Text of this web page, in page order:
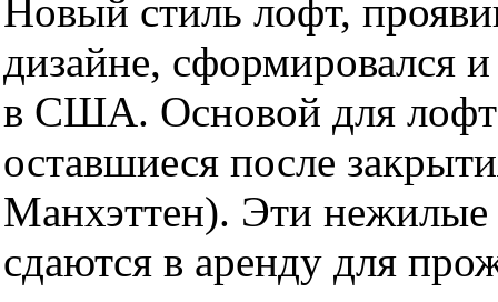
Новый стиль лофт,
дизайне, сформировался
в США. Основой для
оставшиеся после
Манхэттен). Эти нежилые
сдаются в аренду для